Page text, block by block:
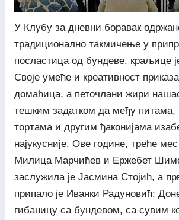
У Клубу за дневни боравак
традиционално такмичење у
посластица од бундеве, краљице
Своје умеће и креативност
домаћица, а петочлани жири
тешким задатком да међу
тортама и другим ђаконијама
најукусније. Ове године, треће
Милица Марчићев и Ержебет
заслужила је Јасмина Стојић, а
припало је Иванки Радуновић:
гибаницу са бундевом, са сувим